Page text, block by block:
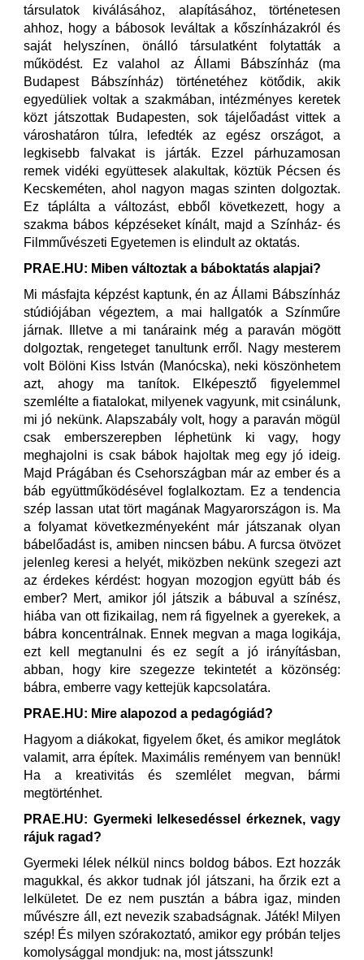
társulatok kiválásához, alapításához, történetesen
ahhoz, hogy a bábosok leváltak a kőszínházakról és
saját helyszínen, önálló társulatként folytatták a
működést. Ez valahol az Állami Bábszínház (ma
Budapest Bábszínház) történetéhez kötődik, akik
egyedüliek voltak a szakmában, intézményes keretek
közt játszottak Budapesten, sok tájelőadást vittek a
városhatáron túlra, lefedték az egész országot, a
legkisebb falvakat is járták. Ezzel párhuzamosan
remek vidéki együttesek alakultak, köztük Pécsen és
Kecskeméten, ahol nagyon magas szinten dolgoztak.
Ez táplálta a változást, ebből következett, hogy a
szakma bábos képzéseket kínált, majd a Színház- és
Filmművészeti Egyetemen is elindult az oktatás.
PRAE.HU: Miben változtak a báboktatás alapjai?
Mi másfajta képzést kaptunk, én az Állami Bábszínház
stúdiójában végeztem, a mai hallgatók a Színműre
járnak. Illetve a mi tanáraink még a paraván mögött
dolgoztak, rengeteget tanultunk erről. Nagy mesterem
volt Bölöni Kiss István (Manócska), neki köszönhetem
azt, ahogy ma tanítok. Elképesztő figyelemmel
szemlélte a fiatalokat, milyenek vagyunk, mit csinálunk,
mi jó nekünk. Alapszabály volt, hogy a paraván mögül
csak emberszerepben léphetünk ki vagy, hogy
meghajolni is csak bábok hajoltak meg egy jó ideig.
Majd Prágában és Csehországban már az ember és a
báb együttműködésével foglalkoztam. Ez a tendencia
szép lassan utat tört magának Magyarországon is. Ma
a folyamat következményeként már játszanak olyan
bábelőadást is, amiben nincsen bábu. A furcsa ötvözet
jelenleg keresi a helyét, miközben nekünk szegezi azt
az érdekes kérdést: hogyan mozogjon együtt báb és
ember? Mert, amikor jól játszik a bábuval a színész,
hiába van ott fizikailag, nem rá figyelnek a gyerekek, a
bábra koncentrálnak. Ennek megvan a maga logikája,
ezt kell megtanulni és ez segít a jó irányításban,
abban, hogy kire szegezze tekintetét a közönség:
bábra, emberre vagy kettejük kapcsolatára.
PRAE.HU: Mire alapozod a pedagógiád?
Hagyom a diákokat, figyelem őket, és amikor meglátok
valamit, arra építek. Maximális reményem van bennük!
Ha a kreativitás és szemlélet megvan, bármi
megtörténhet.
PRAE.HU: Gyermeki lelkesedéssel érkeznek, vagy
rájuk ragad?
Gyermeki lélek nélkül nincs boldog bábos. Ezt hozzák
magukkal, és akkor tudnak jól játszani, ha őrzik ezt a
lelkületet. De ez nem pusztán a bábra igaz, minden
művészre áll, ezt nevezik szabadságnak. Játék! Milyen
szép! És milyen szórakoztató, amikor egy próbán teljes
komolysággal mondjuk: na, most játsszunk!